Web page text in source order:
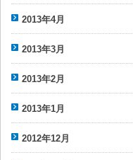
2013年4月
2013年3月
2013年2月
2013年1月
2012年12月